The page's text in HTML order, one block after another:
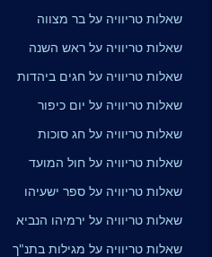
שאלות טריוויה על בר מצווה
שאלות טריוויה על ראש השנה
שאלות טריוויה על חגים ביהדות
שאלות טריוויה על יום כיפור
שאלות טריוויה על חג סוכות
שאלות טריוויה על חול המועד
שאלות טריוויה על ספר ישעיהו
שאלות טריוויה על ירמיהו הנביא
שאלות טריוויה על מגילות בתנ"ך